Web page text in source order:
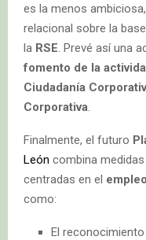
es la menos
relacional sobre la
la RSE . Prevé así una
fomento de la
Ciudadanía
Corporativa
Finalmente, el futuro
León combina
centradas en el empleo
como:
El